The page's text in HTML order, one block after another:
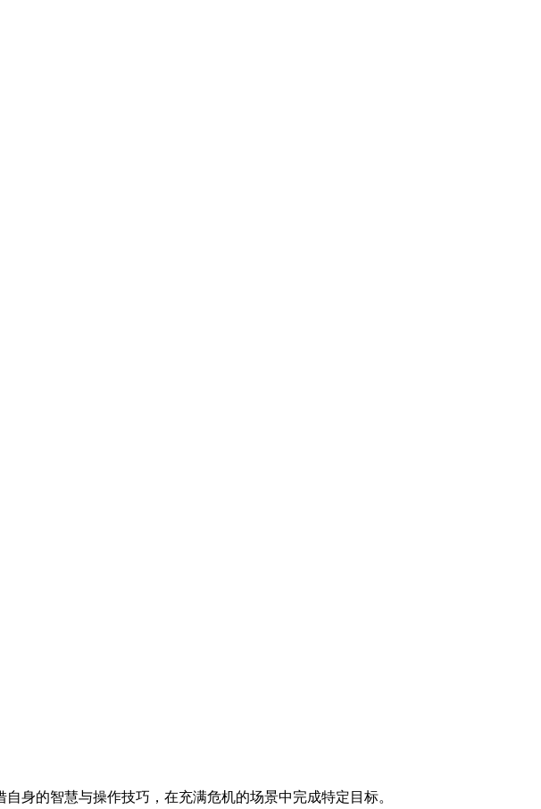
身的智慧与操作技巧，在充满危机的场景中完成特定目标。